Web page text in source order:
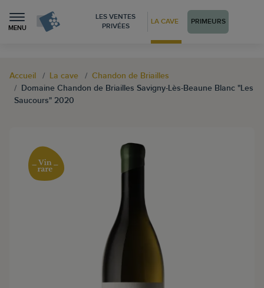
MENU
LES VENTES
PRIVÉES
LA CAVE PRIMEURS
Accueil La cave
Chandon de Briailles
Domaine Chandon de Briailles Savigny-Lès-Beaune Blanc "Les
Saucours" 2020